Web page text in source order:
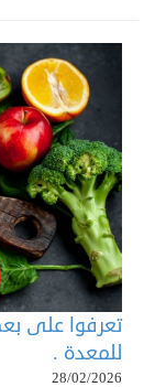
تعرفوا على
للمعدة .
28/02/2026